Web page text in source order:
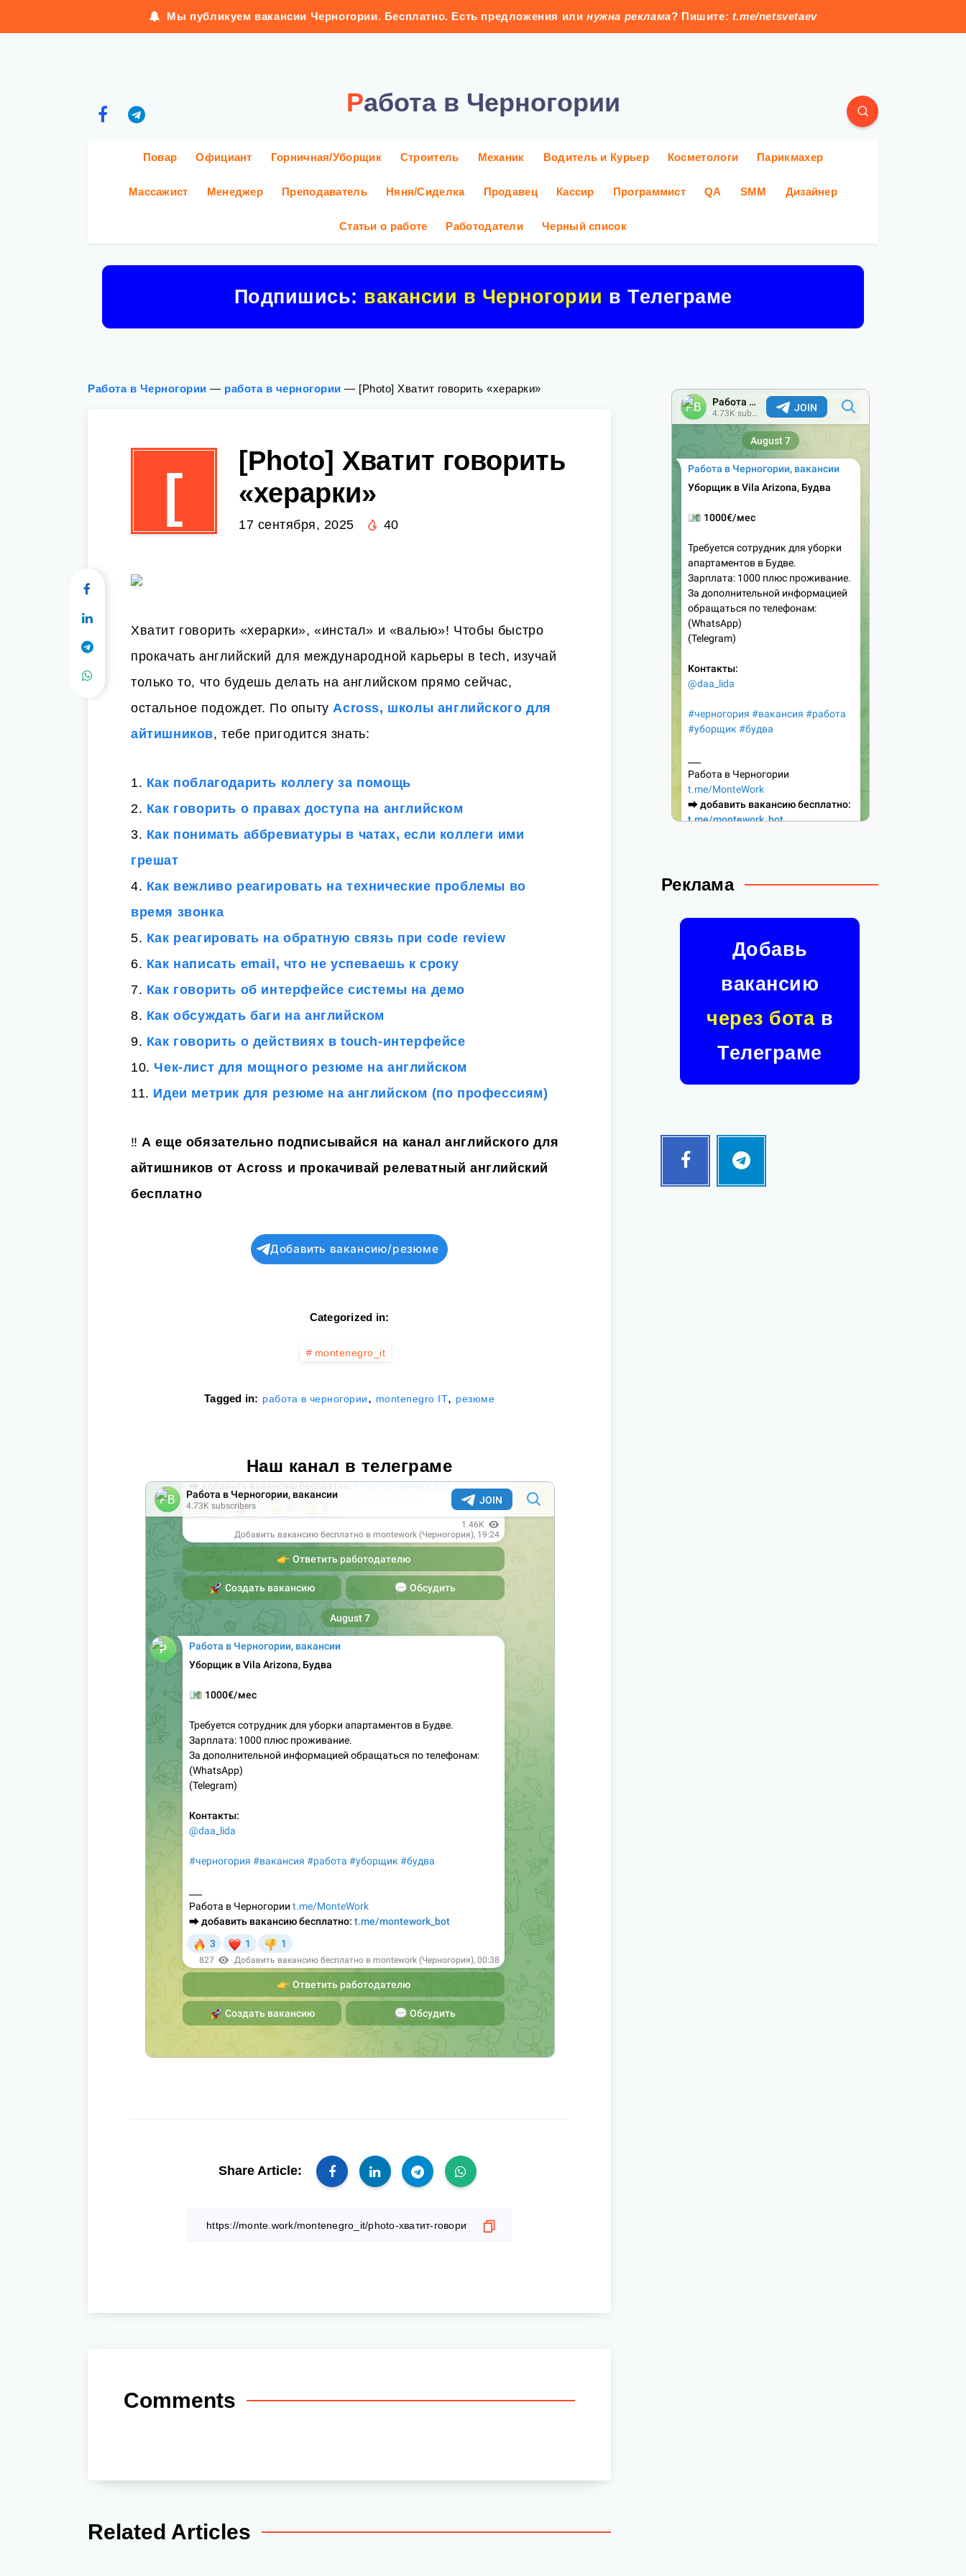
Мы публикуем вакансии Черногории. Бесплатно. Есть предложения или нужна реклама? Пишите: t.me/netsvetaev
Работа в Черногории
Повар Официант Горничная/Уборщик Строитель Механик Водитель и Курьер Косметологи Парикмахер
Массажист Менеджер Преподаватель Няня/Сиделка Продавец Кассир Программист QA SMM Дизайнер
Статьи о работе Работодатели Черный список
Подпишись: вакансии в Черногории в Телеграме
Работа в Черногории — работа в черногории — [Photo] Хватит говорить «херарки»
[
[Photo] Хватит говорить
«херарки»
17 сентября, 2025 40
Хватит говорить «херарки», «инстал» и «валью»! Чтобы быстро
прокачать английский для международной карьеры в tech, изучай
только то, что будешь делать на английском прямо сейчас,
остальное подождет. По опытуAcross, школы английского для
айтишников, тебе пригодится знать:
1. Как поблагодарить коллегу за помощь
2. Как говорить о правах доступа на английском
3. Как понимать аббревиатуры в чатах, если коллеги ими
грешат
4. Как вежливо реагировать на технические проблемы во
время звонка
5. Как реагировать на обратную связь при code review
6. Как написать email, что не успеваешь к сроку
7. Как говорить об интерфейсе системы на демо
8. Как обсуждать баги на английском
9. Как говорить о действиях в touch-интерфейсе
10. Чек-лист для мощного резюме на английском
11. Идеи метрик для резюме на английском (по профессиям)
‼️А еще обязательно подписывайся на канал английского для
айтишников от Across и прокачивай релеватный английский
бесплатно
Добавить вакансию/резюме
Categorized in:
montenegro_it
Tagged in: работа в черногории, montenegro IT, резюме
Наш канал в телеграме
Share Article:
Comments
Related Articles
Реклама
Добавь
вакансию
через ботав
Телеграме
Facebook
Follow
Telegram
Follow